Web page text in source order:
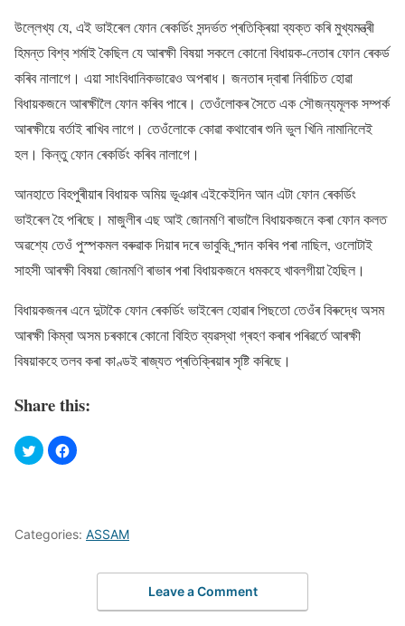
উল্লেখ্য যে, এই ভাইৰেল ফোন ৰেকৰ্ডিং সন্দৰ্ভত প্ৰতিক্ৰিয়া ব্যক্ত কৰি মুখ্যমন্ত্ৰী
হিমন্ত বিশ্ব শৰ্মাই কৈছিল যে আৰক্ষী বিষয়া সকলে কোনো বিধায়ক-নেতাৰ ফোন ৰেকৰ্ড
কৰিব নালাগে। এয়া সাংবিধানিকভাৱেও অপৰাধ। জনতাৰ দ্বাৰা নিৰ্বাচিত হোৱা
বিধায়কজনে আৰক্ষীলৈ ফোন কৰিব পাৰে। তেওঁলোকৰ সৈতে এক সৌজন্যমূলক সম্পৰ্ক
আৰক্ষীয়ে বৰ্তাই ৰাখিব লাগে। তেওঁলোকে কোৱা কথাবোৰ শুনি ভুল খিনি নামানিলেই
হল। কিন্তু ফোন ৰেকৰ্ডিং কৰিব নালাগে।
আনহাতে বিহপুৰীয়াৰ বিধায়ক অমিয় ভূঞাৰ এইকেইদিন আন এটা ফোন ৰেকৰ্ডিং
ভাইৰেল হৈ পৰিছে। মাজুলীৰ এছ আই জোনমণি ৰাভালৈ বিধায়কজনে কৰা ফোন কলত
অৱশ্যে তেওঁ পুস্পকমল বৰুৱাক দিয়াৰ দৰে ভাবুকি প্ৰ্দান কৰিব পৰা নাছিল, ওলোটাই
সাহসী আৰক্ষী বিষয়া জোনমণি ৰাভাৰ পৰা বিধায়কজনে ধমকহে খাবলগীয়া হৈছিল।
বিধায়কজনৰ এনে দুটাকৈ ফোন ৰেকৰ্ডিং ভাইৰেল হোৱাৰ পিছতো তেওঁৰ বিৰুদ্ধে অসম
আৰক্ষী কিম্বা অসম চৰকাৰে কোনো বিহিত ব্যৱস্থা গ্ৰহণ কৰাৰ পৰিৱৰ্তে আৰক্ষী
বিষয়াকহে তলব কৰা কাণ্ডই ৰাজ্যত প্ৰতিক্ৰিয়াৰ সৃষ্টি কৰিছে।
Share this:
Categories: ASSAM
Leave a Comment